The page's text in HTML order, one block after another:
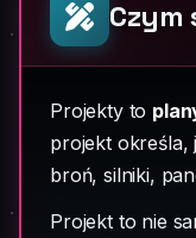
Czym
Projekty to
projekt określa,
broń, silniki,
Projekt to nie